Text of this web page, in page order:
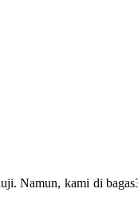
Namun, kami di